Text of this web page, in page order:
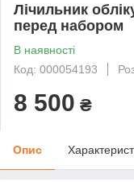
Лічильник
перед набором
В наявності
Код: 000054193
8 500 ₴
Опис